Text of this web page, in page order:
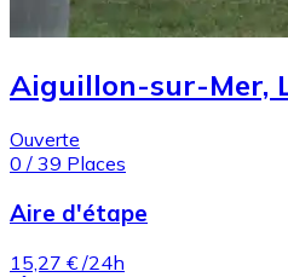
Aiguillon-sur-Mer,
Ouverte
0 / 39 Places
Aire d'étape
15,27 € /24h